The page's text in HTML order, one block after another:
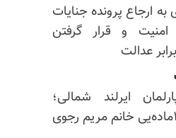
ارجاع پرونده جنایات
و قرار گرفتن
عدالت
ایرلند شمالی؛